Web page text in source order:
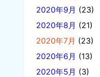
2020年9月 (23)
2020年8月 (21)
2020年7月 (23)
2020年6月 (13)
2020年5月 (3)